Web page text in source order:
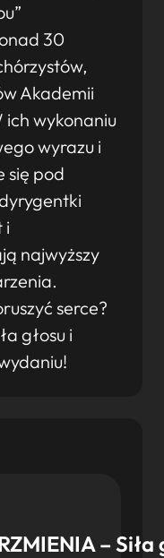
30
Akademii
ich wykonaniu
wyrazu i
się pod
i
najwyższy
serce?
głosu i
–